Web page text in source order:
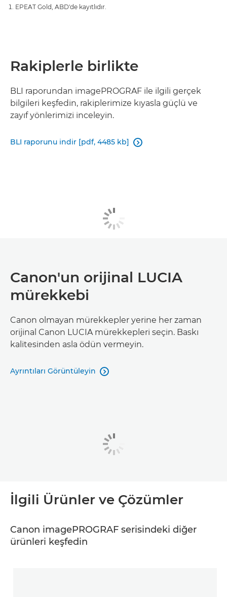
EPEAT Gold, ABD'de kayıtlıdır.
Rakiplerle birlikte
BLI raporundan imagePROGRAF ile ilgili gerçek
bilgileri keşfedin, rakiplerimize kıyasla güçlü ve
zayıf yönlerimizi inceleyin.
BLI raporunu indir [pdf, 4485 kb] 
Canon'un orijinal LUCIA
mürekkebi
Canon olmayan mürekkepler yerine her zaman
orijinal Canon LUCIA mürekkepleri seçin. Baskı
kalitesinden asla ödün vermeyin.
Ayrıntıları Görüntüleyin 
İlgili Ürünler ve Çözümler
Canon imagePROGRAF serisindeki diğer
ürünleri keşfedin